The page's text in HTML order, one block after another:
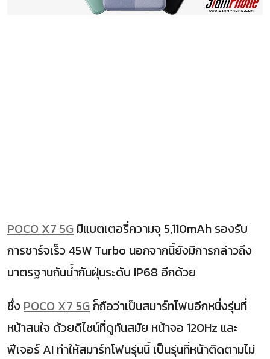
POCO X7 5G มีแบตเตอรี่ความจุ 5,110mAh รองรับ
การชาร์จเร็ว 45W Turbo นอกจากนี้ยังมีการกล่าวถึง
มาตรฐานกันน้ำกันฝุ่นระดับ IP68 อีกด้วย
ซึ่ง POCO X7 5Gก็ถือว่าเป็นสมาร์ทโฟนอีกหนึ่งรุ่นที่
หน้าสนใจ ด้วยดีไซน์ที่ดูทันสมัย หน้าจอ 120Hz และ
ฟีเจอร์ AI ทำให้สมาร์ทโฟนรุ่นนี้ เป็นรุ่นที่หน้าติดตามไม่